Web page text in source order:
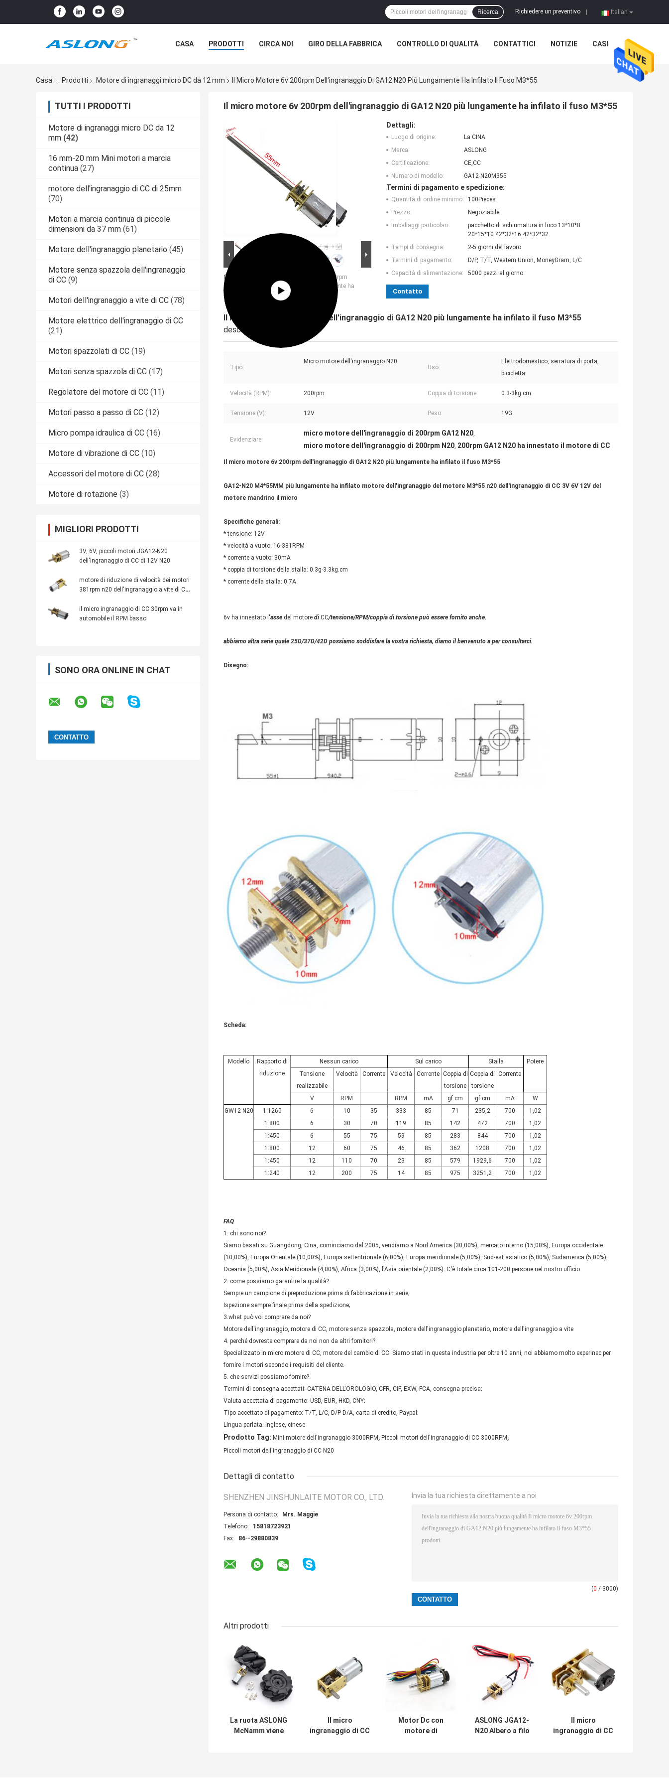
Italian
Richiedere un preventivo
Ricerca
CASA PRODOTTI CIRCA NOI GIRO DELLA FABBRICA CONTROLLO DI QUALITÀ CONTATTICI NOTIZIE CASI
Casa Prodotti Motore di ingranaggi micro DC da 12 mm Il Micro Motore 6v 200rpm Dell'ingranaggio Di GA12 N20 Più Lungamente Ha Infilato Il Fuso M3*55
TUTTI I PRODOTTI
Motore di ingranaggi micro DC da 12
mm (42)
16 mm-20 mm Mini motori a marcia
continua (27)
motore dell'ingranaggio di CC di 25mm
(70)
Motori a marcia continua di piccole
dimensioni da 37 mm (61)
Motore dell'ingranaggio planetario (45)
Motore senza spazzola dell'ingranaggio
di CC (9)
Motori dell'ingranaggio a vite di CC (78)
Motore elettrico dell'ingranaggio di CC
(21)
Motori spazzolati di CC (19)
Motori senza spazzola di CC (17)
Regolatore del motore di CC (11)
Motori passo a passo di CC (12)
Micro pompa idraulica di CC (16)
Motore di vibrazione di CC (10)
Accessori del motore di CC (28)
Motore di rotazione (3)
MIGLIORI PRODOTTI
3V, 6V, piccoli motori JGA12-N20
dell'ingranaggio di CC di 12V N20
motore di riduzione di velocità dei motori
381rpm n20 dell'ingranaggio a vite di CC
il micro ingranaggio di CC 30rpm va in
automobile il RPM basso
SONO ORA ONLINE IN CHAT
Il micro motore 6v 200rpm dell'ingranaggio di GA12 N20 più lungamente ha infilato il fuso M3*55
Grande immagine :
Il micro motore 6v 200rpm
dell'ingranaggio di GA12 N20 più lungamente ha
infilato il fuso M3*55
Dettagli:
Luogo di origine:
La CINA
Marca:
ASLONG
Certificazione:
CE,CC
Numero di modello:
GA12-N20M355
Termini di pagamento e spedizione:
Quantità di ordine minimo:
100Pieces
Prezzo:
Negoziabile
Imballaggi particolari:
pacchetto di schiumatura in loco 13*10*8
20*15*10 42*32*16 42*32*32
Tempi di consegna:
2-5 giorni del lavoro
Termini di pagamento:
D/P, T/T, Western Union, MoneyGram, L/C
Capacità di alimentazione:
5000 pezzi al giorno
Contatto
Il micro motore 6v 200rpm dell'ingranaggio di GA12 N20 più lungamente ha infilato il fuso M3*55
descrizione
Tipo:
Micro motore dell'ingranaggio N20
Uso:
Elettrodomestico, serratura di porta,
bicicletta
Velocità (RPM): 200rpm Coppia di torsione: 0.3-3kg.cm
Tensione (V): 12V Peso: 19G
Evidenziare:
micro motore dell'ingranaggio di 200rpm GA12 N20,
micro motore dell'ingranaggio di 200rpm N20, 200rpm GA12 N20 ha innestato il motore di CC
Il micro motore 6v 200rpm dell'ingranaggio di GA12 N20 più lungamente ha infilato il fuso M3*55
GA12-N20 M4*55MM più lungamente ha infilato motore dell'ingranaggio del motore M3*55 n20 dell'ingranaggio di CC 3V 6V 12V del
motore mandrino il micro
Specifiche generali:
* tensione: 12V
* velocità a vuoto: 16-381RPM
* corrente a vuoto: 30mA
* coppia di torsione della stalla: 0.3g-3.3kg.cm
* corrente della stalla: 0.7A
6v ha innestato l'asse del motore di CC/tensione/RPM/coppia di torsione può essere fornito anche.
abbiamo altra serie quale 25D/37D/42D possiamo soddisfare la vostra richiesta, diamo il benvenuto a per consultarci.
Disegno:
Scheda:
Modello
Rapporto di
riduzione
Nessun carico Sul carico Stalla
Potere
Tensione
realizzabile
Velocità Corrente Velocità Corrente Coppia di
torsione
Coppia di
torsione
Corrente
V RPM RPM mA gf.cm gf.cm mA
W
GW12-N20
1:1260 6 10 35 333 85 71 235,2 700
1,02
1:800
6 30 70 119 85 142 472 700
1,02
1:450
6 55 75 59 85 283 844 700
1,02
1:800
12 60 75 46 85 362 1208 700
1,02
1:450
12 110 70 23 85 579 1929,6 700
1,02
1:240
12 200 75 14 85 975 3251,2 700 1,02
FAQ
1. chi sono noi?
Siamo basati su Guangdong, Cina, cominciamo dal 2005, vendiamo a Nord America (30,00%), mercato interno (15,00%), Europa occidentale
(10,00%), Europa Orientale (10,00%), Europa settentrionale (6,00%), Europa meridionale (5,00%), Sud-est asiatico (5,00%), Sudamerica (5,00%),
Oceania (5,00%), Asia Meridionale (4,00%), Africa (3,00%), l'Asia orientale (2,00%). C'è totale circa 101-200 persone nel nostro ufficio.
2. come possiamo garantire la qualità?
Sempre un campione di preproduzione prima di fabbricazione in serie;
Ispezione sempre finale prima della spedizione;
3.what può voi comprare da noi?
Motore dell'ingranaggio, motore di CC, motore senza spazzola, motore dell'ingranaggio planetario, motore dell'ingranaggio a vite
4. perché dovreste comprare da noi non da altri fornitori?
Specializzato in micro motore di CC, motore del cambio di CC. Siamo stati in questa industria per oltre 10 anni, noi abbiamo molto experinec per
fornire i motori secondo i requisiti del cliente.
5. che servizi possiamo fornire?
Termini di consegna accettati: CATENA DELL'OROLOGIO, CFR, CIF, EXW, FCA, consegna precisa;
Valuta accettata di pagamento: USD, EUR, HKD, CNY;
Tipo accettato di pagamento: T/T, L/C, D/P D/A, carta di credito, Paypal;
Lingua parlata: Inglese, cinese
Prodotto Tag: Mini motore dell'ingranaggio 3000RPM , Piccoli motori dell'ingranaggio di CC 3000RPM ,
Piccoli motori dell'ingranaggio di CC N20
Dettagli di contatto
SHENZHEN JINSHUNLAITE MOTOR CO., LTD.
Persona di contatto:
Mrs. Maggie
Telefono:
15818723921
Fax:
86--29880839
Invia la tua richiesta direttamente a noi
(0 / 3000)
Altri prodotti
La ruota ASLONG
McNamm viene
Il micro
ingranaggio di CC
Motor Dc con
motore di
ASLONG JGA12-
N20 Albero a filo
Il micro
ingranaggio di CC